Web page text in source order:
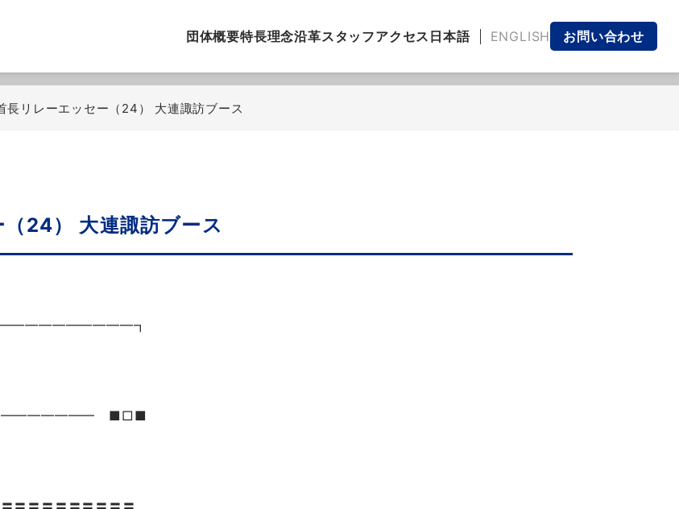
団体概要特長理念沿革スタッフアクセス 日本語 ENGLISH お問い合わせ
長リレーエッセー（24） 大連諏訪ブース
24） 大連諏訪ブース
■□■
〓〓〓〓〓〓〓〓〓